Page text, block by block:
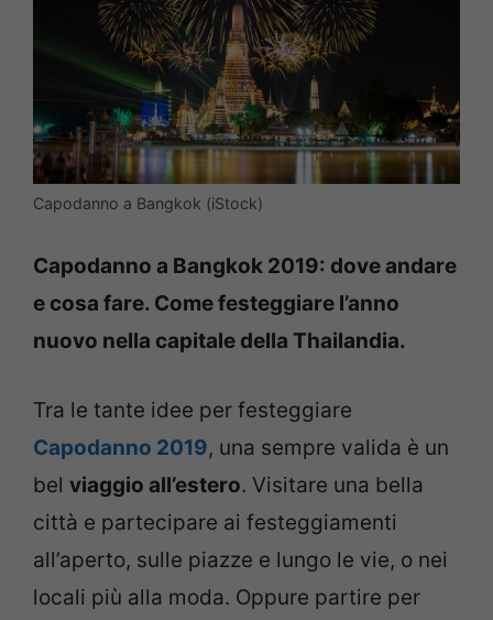
Capodanno a Bangkok (iStock)
Capodanno a Bangkok 2019: dove andare
e cosa fare. Come festeggiare l’anno
nuovo nella capitale della Thailandia.
Tra le tante idee per festeggiare
Capodanno 2019, una sempre valida è un
bel viaggio all’estero. Visitare una bella
città e partecipare ai festeggiamenti
all’aperto, sulle piazze e lungo le vie, o nei
locali più alla moda. Oppure partire per